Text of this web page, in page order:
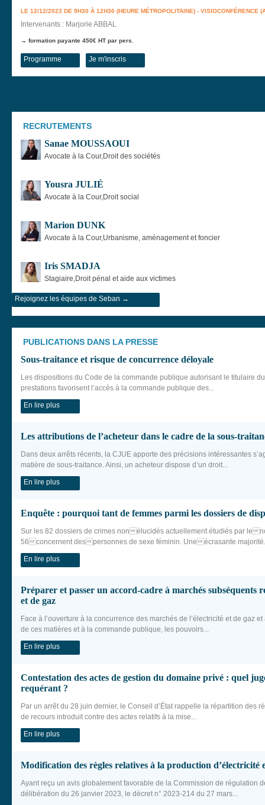
LE 12/12/2023 DE 9H30 À 12H30 (HEURE MÉTROPOLITAINE) - VISIOCONFÉRENCE
Intervenants : Marjorie ABBAL
→ formation payante 450€ HT par pers.
Programme Je m'inscris
RECRUTEMENTS
Sanae MOUSSAOUI
Avocate à la Cour,Droit des sociétés
Yousra JULIÉ
Avocate à la Cour,Droit social
Marion DUNK
Avocate à la Cour,Urbanisme, aménagement et foncier
Iris SMADJA
Stagiaire,Droit pénal et aide aux victimes
Rejoignez les équipes de Seban →
PUBLICATIONS DANS LA PRESSE
Sous-traitance et risque de concurrence déloyale
Les dispositions du Code de la commande publique autorisant le titulaire
prestations favorisent l’accès à la commande publique des...
En lire plus
Les attributions de l’acheteur dans le cadre de la sous-
Dans deux arrêts récents, la CJUE apporte des précisions intéressantes
matière de sous-traitance. Ainsi, un acheteur dispose d’un droit...
En lire plus
Enquête : pourquoi tant de femmes parmi les dossiers de
Sur les 82 dossiers de crimes nonélucidés actuellement étudiés par le
56concernent despersonnes de sexe féminin. Uneécrasante
En lire plus
Préparer et passer un accord-cadre à marchés subséquents
et de gaz
Face à l’ouverture à la concurrence des marchés de l’électricité et de gaz
de ces matières et à la commande publique, les pouvoirs...
En lire plus
Contestation des actes de gestion du domaine privé : quel
requérant ?
Par un arrêt du 28 juin dernier, le Conseil d’État rappelle la répartition des
de recours introduit contre des actes relatifs à la mise...
En lire plus
Modification des règles relatives à la production d’électricité
Ayant reçu un avis globalement favorable de la Commission de régulation
délibération du 26 janvier 2023, le décret n° 2023-214 du 27 mars...